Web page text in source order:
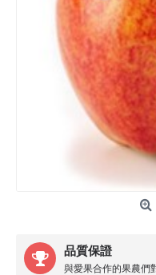
品質保證
與愛果合作的果農們